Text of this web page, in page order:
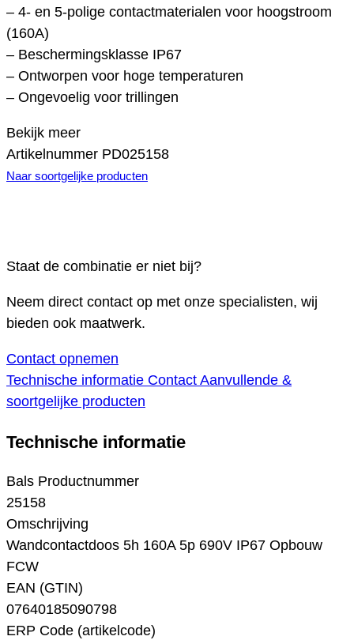
– 4- en 5-polige contactmaterialen voor hoogstroom
(160A)
– Beschermingsklasse IP67
– Ontworpen voor hoge temperaturen
– Ongevoelig voor trillingen
Bekijk meer
Artikelnummer PD025158
Naar soortgelijke producten
Staat de combinatie er niet bij?
Neem direct contact op met onze specialisten, wij
bieden ook maatwerk.
Contact opnemen
Technische informatie Contact Aanvullende &
soortgelijke producten
Technische informatie
Bals Productnummer
25158
Omschrijving
Wandcontactdoos 5h 160A 5p 690V IP67 Opbouw
FCW
EAN (GTIN)
07640185090798
ERP Code (artikelcode)